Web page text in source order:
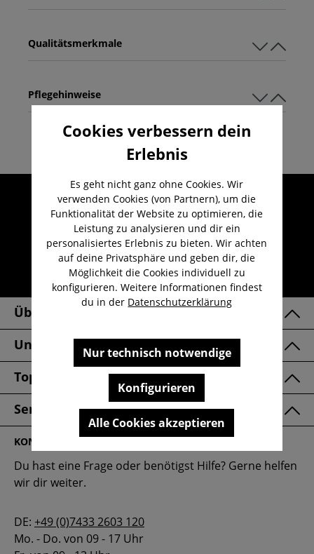
Qualitätsmerkmale
Pflegehinweise
Umfangreicher Kundenservice
Kauf auf Rechnung
Kostenloser Versand ab 29,-€
Lieferzeit 1-3 Werktage
30 Tage kostenlose Retoure
Über Uns
Unsere Marken
Top Kategorien
Service & FAQ
KONTAKT
Du hast eine Frage oder benötigst Hilfe? Gerne helfen
wir dir weiter.
DE: +49 (0)7433 2603 120
Mo. - Do. von 09 - 17 Uhr
Cookies verbessern dein
Erlebnis
Es geht nicht ganz ohne Cookies. Wir
verwenden Cookies (von Partnern), um die
Funktionalität der Website zu optimieren, die
Leistung zu analysieren und dir ein
personalisiertes Erlebnis zu bieten. Wir achten
auf deine Privatsphäre und geben dir, die
Möglichkeit die Cookies individuell zu
konfigurieren. Weitere Informationen findest
du in der Datenschutzerklärung
Nur technisch notwendige
Konfigurieren
Alle Cookies akzeptieren